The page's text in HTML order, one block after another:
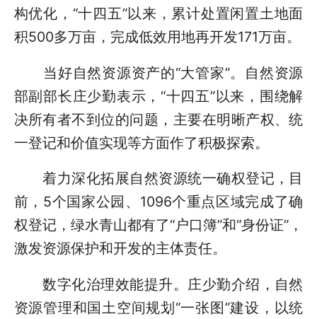
构优化，“十四五”以来，累计处置闲置土地面
积500多万亩，完成低效用地再开发171万亩。
当好自然资源资产的“大管家”。自然资源
部副部长庄少勤表示，“十四五”以来，围绕解
决所有者不到位的问题，主要在明晰产权、统
一登记和价值实现等方面作了积极探索。
着力深化拓展自然资源统一确权登记，目
前，5个国家公园、1096个重点区域完成了确
权登记，绿水青山都有了“户口簿”和“身份证”，
激发资源保护和开发的主体责任。
数字化治理效能提升。庄少勤介绍，自然
资源管理和国土空间规划“一张图”建设，以统